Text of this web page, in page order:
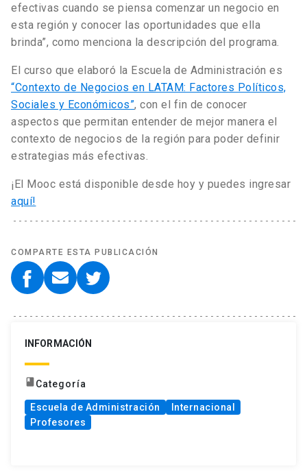
efectivas cuando se piensa comenzar un negocio en
esta región y conocer las oportunidades que ella
brinda”, como menciona la descripción del programa.
El curso que elaboró la Escuela de Administración es
“Contexto de Negocios en LATAM: Factores Políticos,
Sociales y Económicos”, con el fin de conocer
aspectos que permitan entender de mejor manera el
contexto de negocios de la región para poder definir
estrategias más efectivas.
¡El Mooc está disponible desde hoy y puedes ingresar
aquí!
COMPARTE ESTA PUBLICACIÓN
INFORMACIÓN
book Categoría
Escuela de Administración
Internacional
Profesores